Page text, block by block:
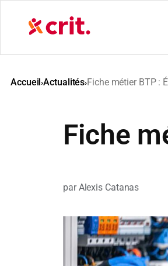
Accueil›Actualités›Fiche métier BTP :
Fiche
Alexis Catanas